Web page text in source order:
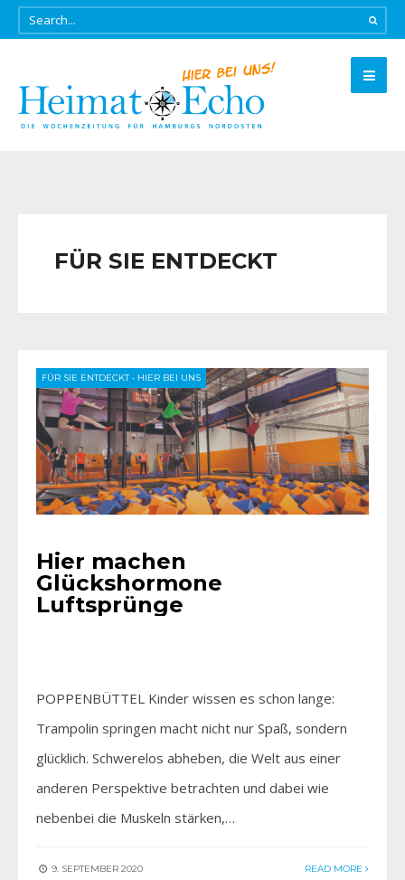
FÜR SIE ENTDECKT
FÜR SIE ENTDECKT• HIER BEI UNS
Hier machen
Glückshormone
Luftsprünge
POPPENBÜTTEL Kinder wissen es schon lange:
Trampolin springen macht nicht nur Spaß, sondern
glücklich. Schwerelos abheben, die Welt aus einer
anderen Perspektive betrachten und dabei wie
nebenbei die Muskeln stärken,…
9. SEPTEMBER 2020 READ MORE